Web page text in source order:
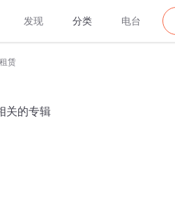
发现 分类 电台
赁
关的专辑